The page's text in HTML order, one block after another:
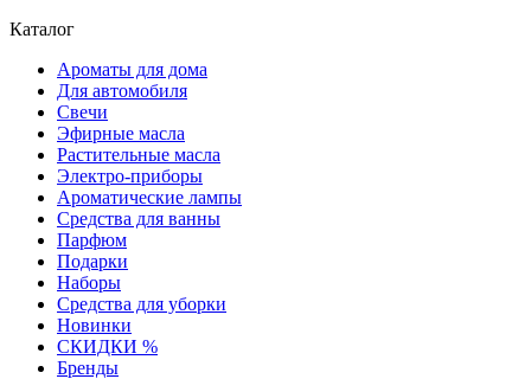
Каталог
Ароматы для дома
Для автомобиля
Свечи
Эфирные масла
Растительные масла
Электро-приборы
Ароматические лампы
Средства для ванны
Парфюм
Подарки
Наборы
Средства для уборки
Новинки
СКИДКИ %
Бренды